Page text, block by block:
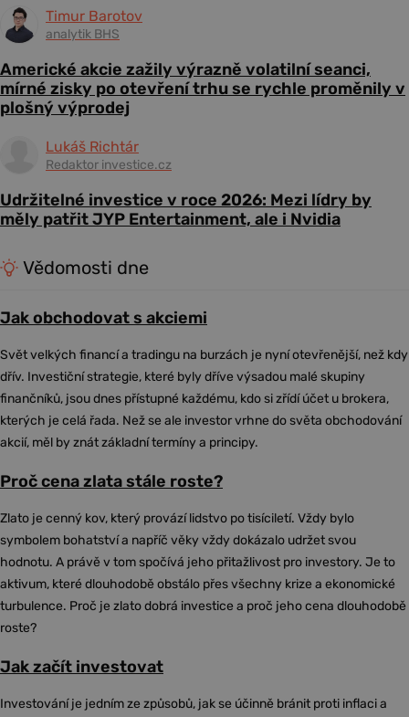
Timur Barotov
analytik BHS
Americké akcie zažily výrazně volatilní seanci,
mírné zisky po otevření trhu se rychle proměnily v
plošný výprodej
Lukáš Richtár
Redaktor investice.cz
Udržitelné investice v roce 2026: Mezi lídry by
měly patřit JYP Entertainment, ale i Nvidia
Vědomosti dne
Jak obchodovat s akciemi
Svět velkých financí a tradingu na burzách je nyní otevřenější, než kdy
dřív. Investiční strategie, které byly dříve výsadou malé skupiny
finančníků, jsou dnes přístupné každému, kdo si zřídí účet u brokera,
kterých je celá řada. Než se ale investor vrhne do světa obchodování
akcií, měl by znát základní termíny a principy.
Proč cena zlata stále roste?
Zlato je cenný kov, který provází lidstvo po tisíciletí. Vždy bylo
symbolem bohatství a napříč věky vždy dokázalo udržet svou
hodnotu. A právě v tom spočívá jeho přitažlivost pro investory. Je to
aktivum, které dlouhodobě obstálo přes všechny krize a ekonomické
turbulence. Proč je zlato dobrá investice a proč jeho cena dlouhodobě
roste?
Jak začít investovat
Investování je jedním ze způsobů, jak se účinně bránit proti inflaci a